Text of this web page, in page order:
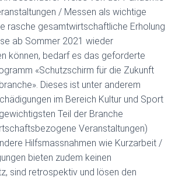
/ Messen als wichtige
rasche gesamtwirtschaftliche Erholung
ab Sommer 2021 wieder
können, bedarf es das geforderte
«Schutzschirm für die Zukunft
Dieses ist unter anderem
im Bereich Kultur und Sport
Teil der Branche
Veranstaltungen)
Hilfsmassnahmen wie Kurzarbeit /
bieten zudem keinen
sind retrospektiv und lösen den